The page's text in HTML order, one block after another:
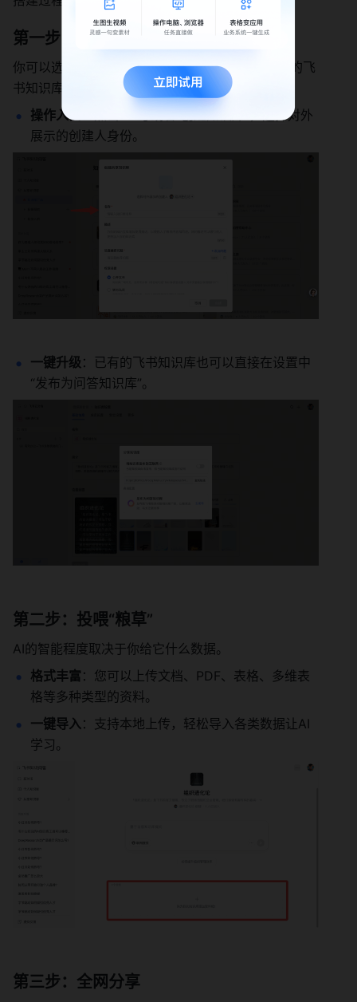
第一步：创建或升级知识库
你可以选择新建一个“问答知识库”，或者把你现有的飞
书知识库直接“发布为问答知识库”。
操作入口
：点击“+”号或者“创建知识库”，选择对外
展示的创建人身份。
一键升级 ：已有的飞书知识库也可以直接在设置中
“发布为问答知识库”。
第二步：投喂“粮草”
AI的智能程度取决于你给它什么数据。
格式丰富 ：您可以上传文档、PDF、表格、多维表
格等多种类型的资料。
一键导入：支持本地上传，轻松导入各类数据让AI
学习。
第三步：全网分享